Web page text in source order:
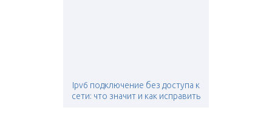
Ipv6 подключение без доступа к
сети: что значит и как исправить